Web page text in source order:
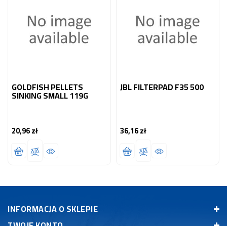
GOLDFISH PELLETS
SINKING SMALL 119G
20,96 złCena
JBL FILTERPAD F35 500
36,16 złCena
INFORMACJA O SKLEPIE